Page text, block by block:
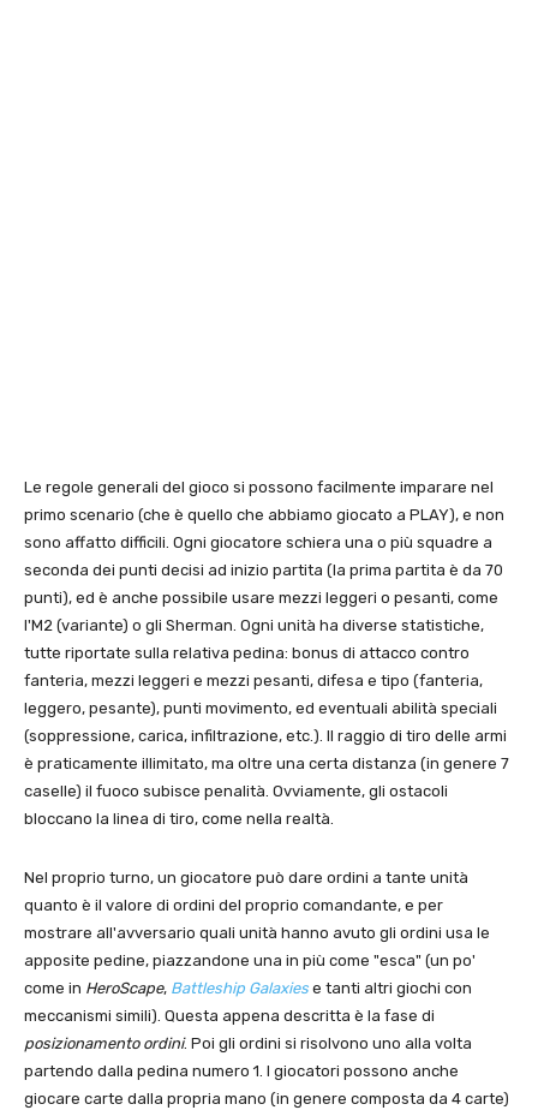
Le regole generali del gioco si possono facilmente imparare nel
primo scenario (che è quello che abbiamo giocato a PLAY), e non
sono affatto difficili. Ogni giocatore schiera una o più squadre a
seconda dei punti decisi ad inizio partita (la prima partita è da 70
punti), ed è anche possibile usare mezzi leggeri o pesanti, come
l'M2 (variante) o gli Sherman. Ogni unità ha diverse statistiche,
tutte riportate sulla relativa pedina: bonus di attacco contro
fanteria, mezzi leggeri e mezzi pesanti, difesa e tipo (fanteria,
leggero, pesante), punti movimento, ed eventuali abilità speciali
(soppressione, carica, infiltrazione, etc.). Il raggio di tiro delle armi
è praticamente illimitato, ma oltre una certa distanza (in genere 7
caselle) il fuoco subisce penalità. Ovviamente, gli ostacoli
bloccano la linea di tiro, come nella realtà.
Nel proprio turno, un giocatore può dare ordini a tante unità
quanto è il valore di ordini del proprio comandante, e per
mostrare all'avversario quali unità hanno avuto gli ordini usa le
apposite pedine, piazzandone una in più come "esca" (un po'
come in HeroScape, Battleship Galaxies e tanti altri giochi con
meccanismi simili). Questa appena descritta è la fase di
posizionamento ordini. Poi gli ordini si risolvono uno alla volta
partendo dalla pedina numero 1. I giocatori possono anche
giocare carte dalla propria mano (in genere composta da 4 carte)